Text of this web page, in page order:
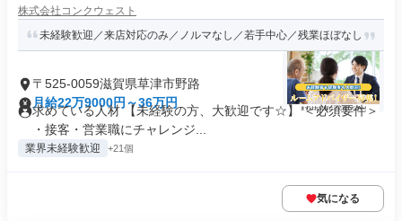
株式会社コンクウェスト
未経験歓迎／来店対応のみ／ノルマなし／若手中心／残業ほぼなし
〒525-0059滋賀県草津市野路
月給22万9000円～36万円
求めている人材 【未経験の方、大歓迎です☆】 ＜必須要件＞
・接客・営業職にチャレンジ...
業界未経験歓迎 +21個
気になる